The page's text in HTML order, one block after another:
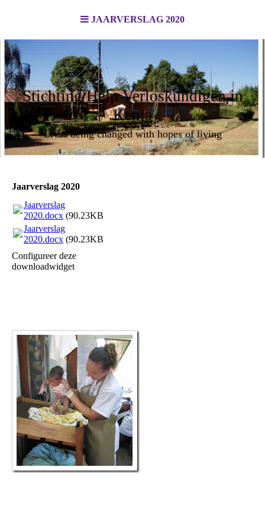
JAARVERSLAG 2020
Stichting Help Verloskundigen in
Kenia
Lives being changed with hopes of living
Jaarverslag 2020
Jaarverslag
2020.docx (90.23KB)
Jaarverslag
2020.docx (90.23KB)
Configureer deze
downloadwidget